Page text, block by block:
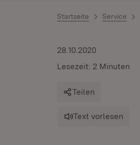
Startseite Service
28.10.2020
Lesezeit: 2 Minuten
Teilen
Text vorlesen